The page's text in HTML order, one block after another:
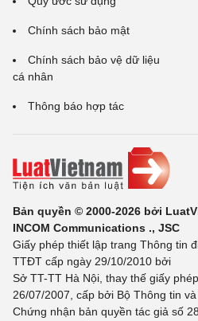
Chính sách bảo mật
Chính sách bảo vệ dữ liệu
cá nhân
Thông báo hợp tác
Bản quyền © 2000-2026 bởi
INCOM Communications ., JSC
Giấy phép thiết lập trang Thông tin
TTĐT cấp ngày 29/10/2010 bởi
Sở TT-TT Hà Nội, thay thế giấy
26/07/2007, cấp bởi Bộ Thông tin
Chứng nhận bản quyền tác giả số